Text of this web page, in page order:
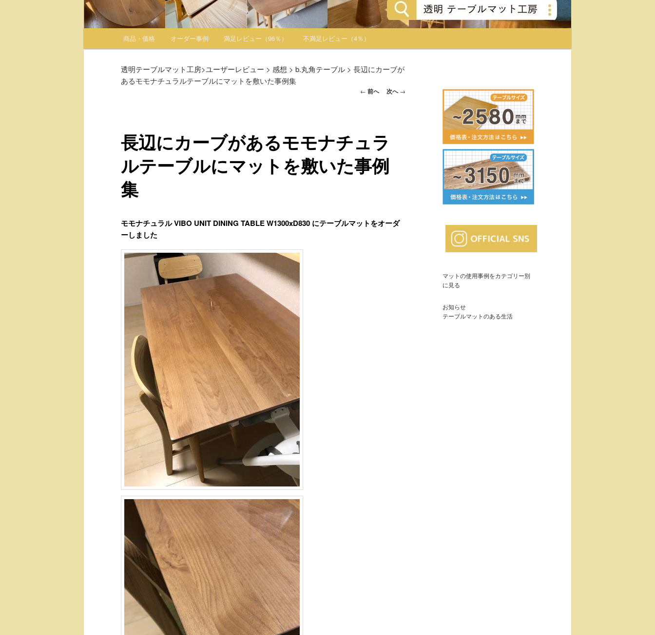
メインメニュー
メインコンテンツへ移動
サブコンテンツへ移動
商品・価格 オーダー事例 満足レビュー（96％） 不満足レビュー（4％）
透明テーブルマット工房>ユーザーレビュー > 感想 > b.丸角テーブル > 長辺にカーブが
あるモモナチュラルテーブルにマットを敷いた事例集
投稿ナビゲー
← 前へ 次へ→
長辺にカーブがあるモモナチュラ
ルテーブルにマットを敷いた事例
集
モモナチュラル VIBO UNIT DINING TABLE W1300xD830 にテーブルマットをオーダ
ーしました
マットの使用事例をカテゴリー別
に見る
お知らせ
テーブルマットのある生活